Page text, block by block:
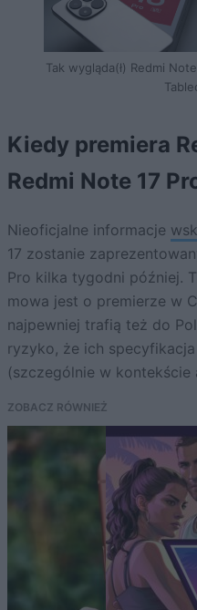
Tak wygląda(ł) Redmi
Kiedy premiera
Redmi Note 17
Nieoficjalne informacje
17 zostanie
Pro kilka tygodni później.
mowa jest o premierze w
najpewniej trafią też do
ryzyko, że ich
(szczególnie w kontekście
ZOBACZ RÓWNIEŻ